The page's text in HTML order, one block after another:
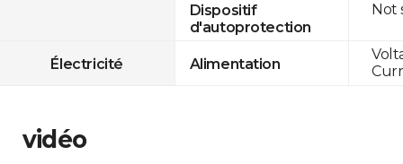
Dispositif
d'autoprotection
Électricité Alimentation
Not
vidéo